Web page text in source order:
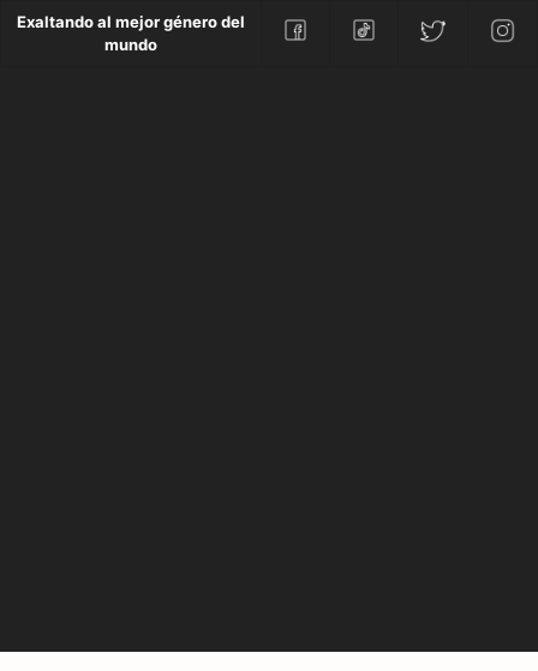
Exaltando al mejor género del
mundo